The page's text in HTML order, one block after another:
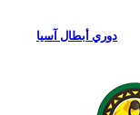
دوري أبطال آسيا